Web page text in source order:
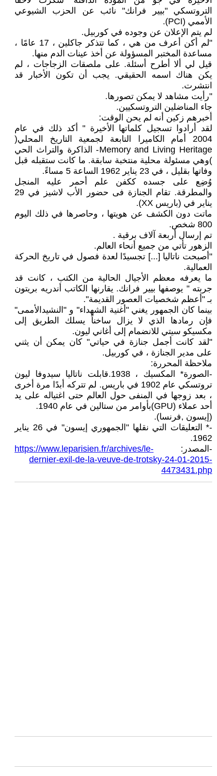
التروتسكي "بيير فرانك" نائب عن الحزب الشيوعي
الأممي (PCI).
لم يتم الإعلان عن وجوده في كوربيل.
"لم أكن أعرف من هي ، كما تتذكر جاكلين ، 17 عامًا ،
مساعدة المختبر المسؤولة عن أخذ عينات الدم منها.
قيل لي ألا أطرح أسئلة. على ملصقات الزجاجات ، لم
يكن هناك اسمه الحقيقي. يجب أن تكون الأخبار قد
انتشرت.
"رأيت مشاهد لا يمكن تصورها.
جاء المناضلين التروتسكيين.
أخبرهم زكين أنه لم يحن الوقت:
لقد أرادوا تسجيل كلماتها الأخيرة " أكد ذلك في عام
2004 أمام الكاميرا التابعة لجمعية التاريخ المحلي(
Memory and Living Heritage- الذاكرة والتراث الحي
)وهي مسئولة محلية منتخبة سابقة. ما كانت ستقبله قبل
وفاتها بقليل ، في 23 يناير 1962 الساعة 5 مساءً.
وُضِع على جسده ككفن علم أحمر عليه المنجل
والمطرقة. تقام الجنازة فى حضور الأب لاشيز في 29
يناير في (باريس XX).
ماتت دون الكشف عن هويتها ، وحاصرها في ذلك اليوم
800 شخص.
تم إرسال أربعة آلاف برقية .
الزهور تأتي من جميع أنحاء العالم.
"أصبحت ناتاليا [...] تجسيدًا لعدة فصول في تاريخ الحركة
العمالية.
ما يعرفه معظم الأجيال الحالية من الكتب ، كانت قد
جربته " يوصفها بيير فرانك. يقارنها الكاتب أندريه بريتون
بـ "أعظم شخصيات العصور القديمة".
بينما كان الجمهور يغني "أغنية الشهداء" و "النشيدالأممى"
فإن رمادها الذي لا يزال ساخناً يسلك الطريق إلى
مكسيكو سيتي للانضمام إلى أغاني ليون.
"لقد كانت أجمل جنازة في حياتي" كان يمكن أن يثني
على مدير الجنازة ، في كوربيل.
ملاحظة المحررة:
-الصورة* المكسيك ، 1938.قابلت ناتاليا سيدوفا ليون
تروتسكي عام 1902 في باريس. لم تتركه أبدًا مرة أخرى
، بعد زوجها في المنفى حول العالم حتى اغتياله على يد
أحد عملاء (GPU)بأوامر من ستالين في عام 1940.
(إيسون ,فرنسا).
-* التعليقات التي نقلها "الجمهوري إيسون" في 26 يناير
1962.
-المصدر: https://www.leparisien.fr/archives/le-
dernier-exil-de-la-veuve-de-trotsky-24-01-2015-
4473431.php